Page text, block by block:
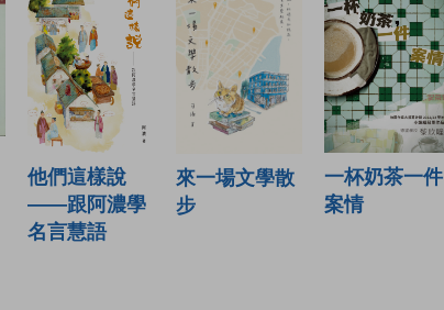
他們這樣說
——跟阿濃學
名言慧語
來一場文學散
步
一杯奶茶一件
案情